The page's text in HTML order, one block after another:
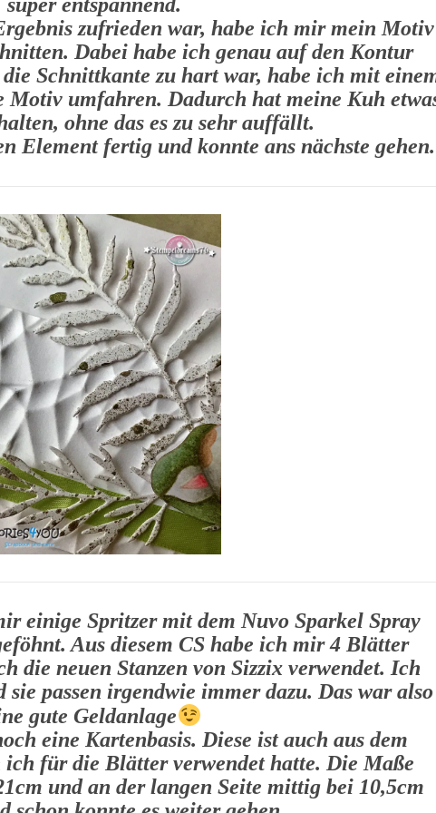
zufrieden war, habe ich mir mein Motiv
Dabei habe ich genau auf den Kontur
Schnittkante zu hart war, habe ich mit
Motiv umfahren. Dadurch hat meine Kuh
ohne das es zu sehr auffällt.
Element fertig und konnte ans nächste gehen.
einige Spritzer mit dem Nuvo Sparkel Spray
Aus diesem CS habe ich mir 4 Blätter
die neuen Stanzen von Sizzix verwendet. Ich
passen irgendwie immer dazu. Das war also
gute Geldanlage
eine Kartenbasis. Diese ist auch aus dem
ich für die Blätter verwendet hatte. Die Maße
und an der langen Seite mittig bei 10,5cm